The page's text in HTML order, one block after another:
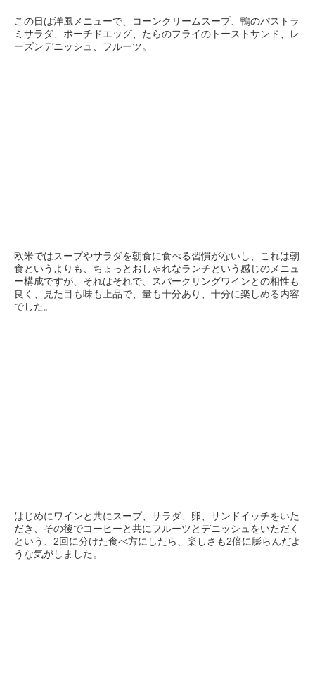
この日は洋風メニューで、コーンクリームスープ、鴨のパストラ
ミサラダ、ポーチドエッグ、たらのフライのトーストサンド、レ
ーズンデニッシュ、フルーツ。
欧米ではスープやサラダを朝食に食べる習慣がないし、これは朝
食というよりも、ちょっとおしゃれなランチという感じのメニュ
ー構成ですが、それはそれで、スパークリングワインとの相性も
良く、見た目も味も上品で、量も十分あり、十分に楽しめる内容
でした。
はじめにワインと共にスープ、サラダ、卵、サンドイッチをいた
だき、その後でコーヒーと共にフルーツとデニッシュをいただく
という、2回に分けた食べ方にしたら、楽しさも2倍に膨らんだよ
うな気がしました。